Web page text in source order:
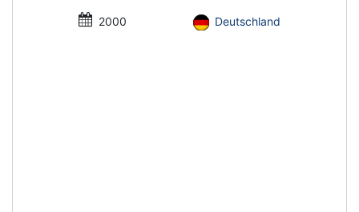
2000 Deutschland